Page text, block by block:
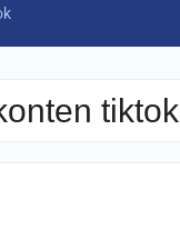
tiktok